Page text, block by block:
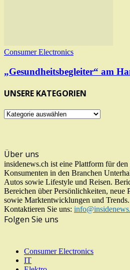
Consumer Electronics
„Gesundheitsbegleiter“ am
UNSERE KATEGORIEN
UNSERE
Über uns
insidenews.ch ist eine Plattform für den
Konsumenten in den Branchen
Autos sowie Lifestyle und Reisen.
Bereichen über Persönlichkeiten, neue
sowie Marktentwicklungen und Trends.
Kontaktieren Sie uns:
Folgen Sie uns
Consumer Electronics
IT